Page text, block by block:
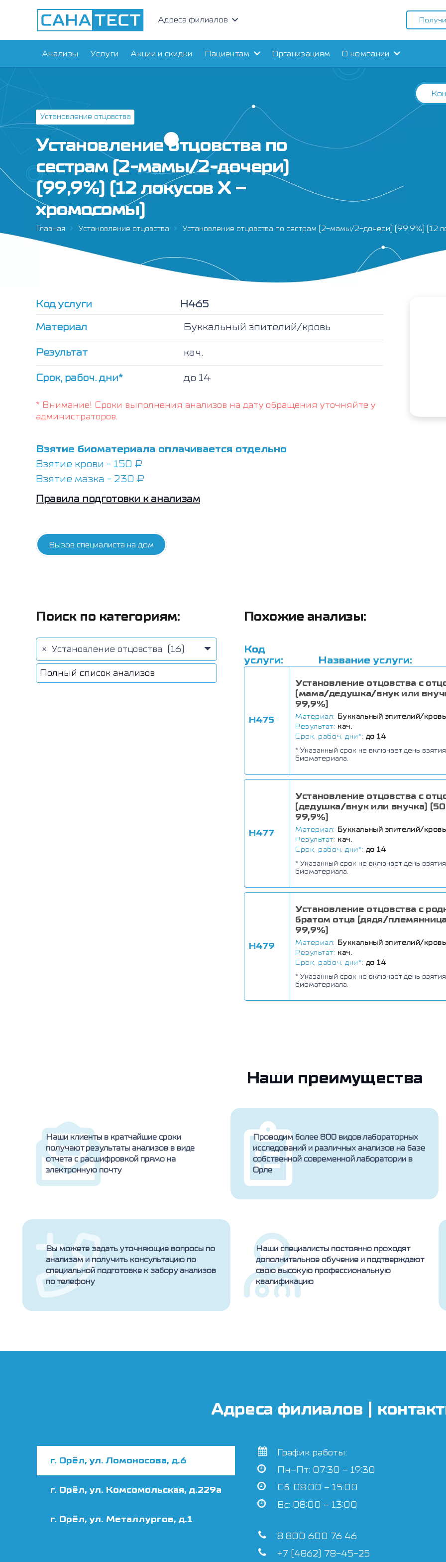
Адреса филиалов
Анализы Услуги Акции и скидки Пациентам Организациям О компании
Установление отцовства
Установление отцовства по
сестрам (2-мамы/2-дочери)
(99,9%) (12 локусов Х –
хромосомы)
Главная Установление отцовства Установление отцовства по сестрам (2-мамы/2-дочери) (99,9%) (12
Код услуги
Н465
Материал
Буккальный эпителий/кровь
Результат кач.
Срок, рабоч. дни* до 14
* Внимание! Сроки выполнения анализов на дату обращения уточняйте у
администраторов.
Взятие биоматериала оплачивается отдельно
Взятие крови - 150 ₽
Взятие мазка - 230 ₽
Правила подготовки к анализам
Вызов специалиста на дом
Поиск по категориям:
× Установление отцовства (16)
Полный список анализов
Похожие анализы:
Код
услуги:
Название услуги:
Н475
Установление отцовства с
(мама/дедушка/внук или
99,9%)
Материал: Буккальный эпителий/кровь
Результат: кач.
Срок, рабоч. дни*: до 14
* Указанный срок не включает день взятия
биоматериала.
Н477
Установление отцовства с
(дедушка/внук или внучка)
99,9%)
Материал: Буккальный эпителий/кровь
Результат: кач.
Срок, рабоч. дни*: до 14
* Указанный срок не включает день взятия
биоматериала.
Н479
Установление отцовства с
братом отца (дядя/
99,9%)
Материал: Буккальный эпителий/кровь
Результат: кач.
Срок, рабоч. дни*: до 14
* Указанный срок не включает день взятия
биоматериала.
Наши преимущества
Наши клиенты в кратчайшие сроки
получают результаты анализов в виде
отчета с расшифровкой прямо на
электронную почту
Проводим более 800 видов лабораторных
исследований и различных анализов на базе
собственной современной лаборатории в
Орле
Вы можете задать уточняющие вопросы по
анализам и получить консультацию по
специальной подготовке к забору анализов
по телефону
Наши специалисты постоянно проходят
дополнительное обучение и подтверждают
свою высокую профессиональную
квалификацию
Адреса филиалов |
г. Орёл, ул. Ломоносова, д.6
г. Орёл, ул. Комсомольская, д.229а
г. Орёл, ул. Металлургов, д.1
График работы:
Пн–Пт: 07:30 – 19:30
Сб: 08:00 – 15:00
Вс: 08:00 – 13:00
8 800 600 76 46
+7 (4862) 78-45-25